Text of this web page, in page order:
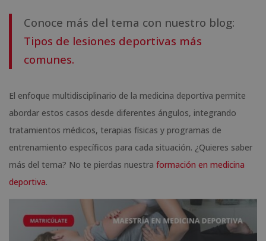
Conoce más del tema con nuestro blog:
Tipos de lesiones deportivas más
comunes.
El enfoque multidisciplinario de la medicina deportiva permite
abordar estos casos desde diferentes ángulos, integrando
tratamientos médicos, terapias físicas y programas de
entrenamiento específicos para cada situación. ¿Quieres saber
más del tema? No te pierdas nuestra formación en medicina
deportiva.